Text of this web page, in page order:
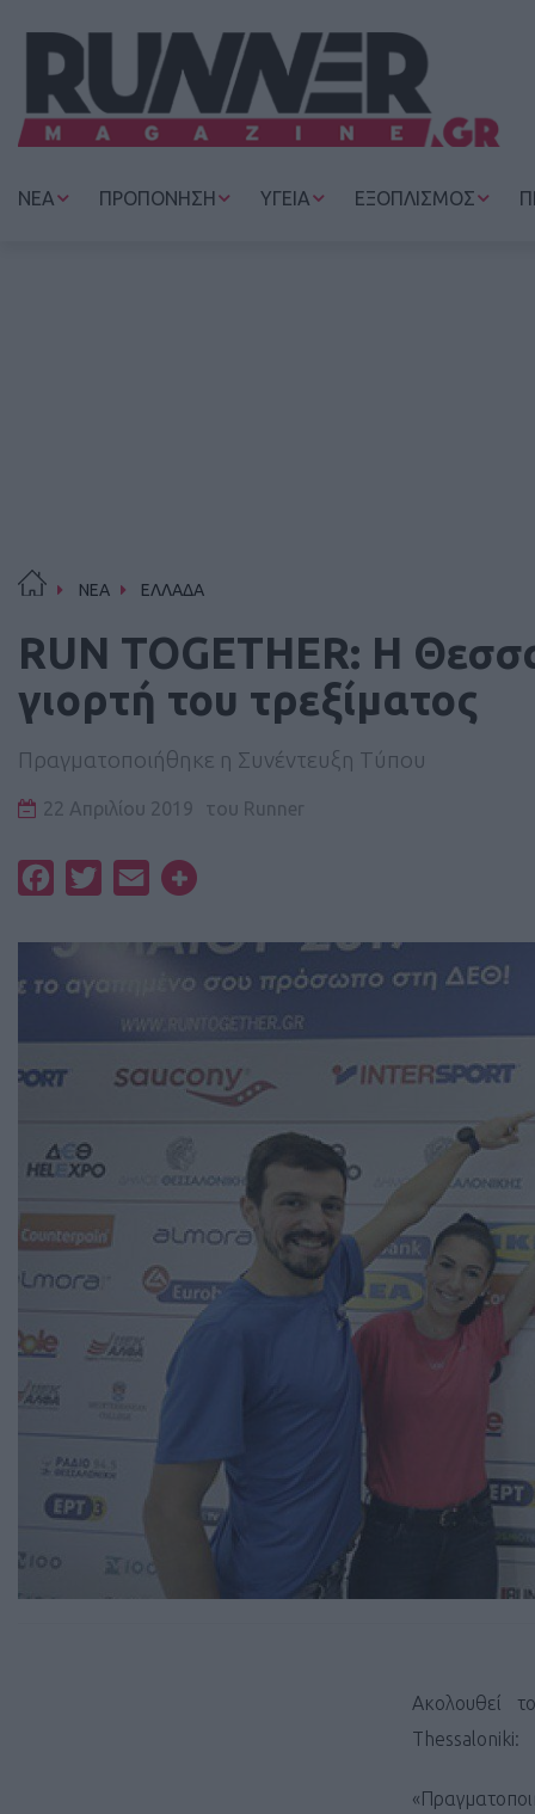
ΝΕΑ ΠΡΟΠΟΝΗΣΗ ΥΓΕΙΑ ΕΞΟΠΛΙΣΜΟΣ
ΝΕΑ ΕΛΛΑΔΑ
RUN TOGETHER: Η
γιορτή του τρεξίματος
Πραγματοποιήθηκε η Συνέντευξη Τύπου
22 Απριλίου 2019 του Runner
FacebookTwitterEmail
Ακολουθεί
Thessaloniki: